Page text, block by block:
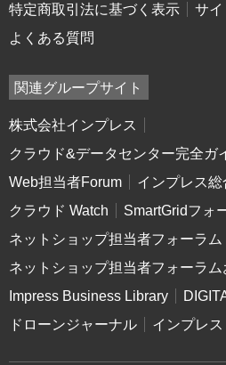
特定商取引法に基づく表示
サ
よくある質問
関連グループサイト
株式会社インプレス
クラウド&データセンター完全ガ
Web担当者Forum
インプレス
クラウド Watch
SmartGridフォ
ネットショップ担当者フォーラム
ネットショップ担当者フォーラ
Impress Business Library
ドローンジャーナル
インプレ